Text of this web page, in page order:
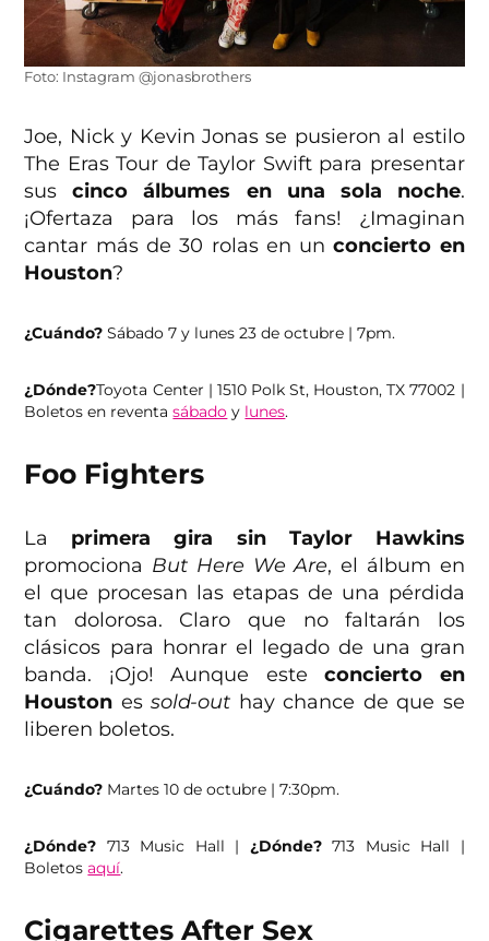
Foto: Instagram @jonasbrothers
Joe, Nick y Kevin Jonas se pusieron al estilo
The Eras Tour de Taylor Swift para presentar
suscinco álbumes en una sola noche.
¡Ofertaza para los más fans! ¿Imaginan
cantar más de 30 rolas en unconcierto en
Houston?
¿Cuándo? Sábado 7 y lunes 23 de octubre | 7pm.
¿Dónde?Toyota Center | 1510 Polk St, Houston, TX 77002 |
Boletos en reventasábado y lunes.
Foo Fighters
La primera gira sin Taylor Hawkins
promociona But Here We Are, el álbum en
el que procesan las etapas de una pérdida
tan dolorosa. Claro que no faltarán los
clásicos para honrar el legado de una gran
banda. ¡Ojo! Aunque esteconcierto en
Houston essold-out hay chance de que se
liberen boletos.
¿Cuándo? Martes 10 de octubre | 7:30pm.
¿Dónde? 713 Music Hall | ¿Dónde?713 Music Hall |
Boletosaquí.
Cigarettes After Sex